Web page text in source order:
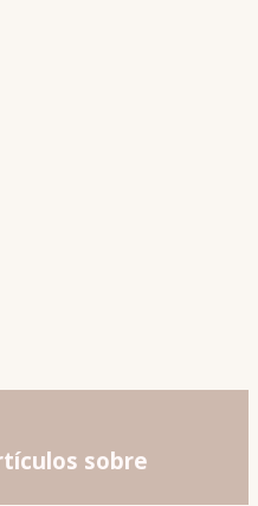
sobre